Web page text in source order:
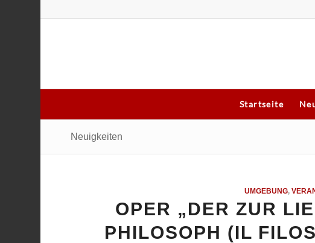
Startseite
Neuigkeiten
UMGEBUNG,
OPER „DER ZUR
PHILOSOPH (IL